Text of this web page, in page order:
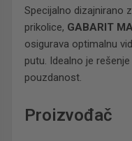
Specijalno dizajnirano
prikolice, GABARIT
osigurava optimalnu
putu. Idealno je
pouzdanost.
Proizvođač